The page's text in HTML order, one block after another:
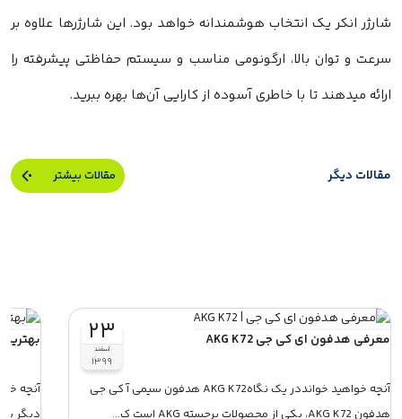
شارژر انکر یک انتخاب هوشمندانه خواهد بود. این شارژرها علاوه بر
سرعت و توان بالا، ارگونومی مناسب و سیستم حفاظتی پیشرفته را
ارائه میدهند تا با خاطری آسوده از کارایی آن‌ها بهره ببرید.
مقالات دیگر مقالات بیشتر
۲۳
اسفند
۱۳۹۹
معرفی هدفون ای کی جی AKG K72
آنچه خواهید خوانددر یک نگاهAKG K72 هدفون سیمی آ کی جی
هدفون AKG K72، یکی از محصولات برجسته AKG است ک...
بهترین
دیگر برندهااپل 2021